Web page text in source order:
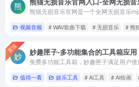
熊猫无损音乐官网是一个全网无损音乐
视频音频 # WAV歌曲下载 # 无损音乐 # 熊
置顶 妙趣匣子-多功能集合的工具箱应用
值得一看 娱乐工具 # Ai工具 # AI绘画